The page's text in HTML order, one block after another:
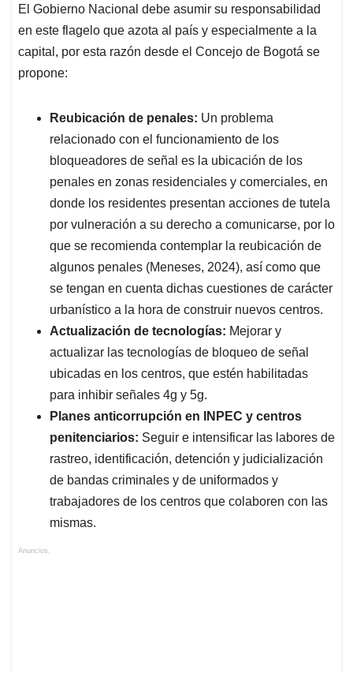
El Gobierno Nacional debe asumir su responsabilidad
en este flagelo que azota al país y especialmente a la
capital, por esta razón desde el Concejo de Bogotá se
propone:
Reubicación de penales: Un problema
relacionado con el funcionamiento de los
bloqueadores de señal es la ubicación de los
penales en zonas residenciales y comerciales, en
donde los residentes presentan acciones de tutela
por vulneración a su derecho a comunicarse, por lo
que se recomienda contemplar la reubicación de
algunos penales (Meneses, 2024), así como que
se tengan en cuenta dichas cuestiones de carácter
urbanístico a la hora de construir nuevos centros.
Actualización de tecnologías: Mejorar y
actualizar las tecnologías de bloqueo de señal
ubicadas en los centros, que estén habilitadas
para inhibir señales 4g y 5g.
Planes anticorrupción en INPEC y centros
penitenciarios: Seguir e intensificar las labores de
rastreo, identificación, detención y judicialización
de bandas criminales y de uniformados y
trabajadores de los centros que colaboren con las
mismas.
Anuncios.